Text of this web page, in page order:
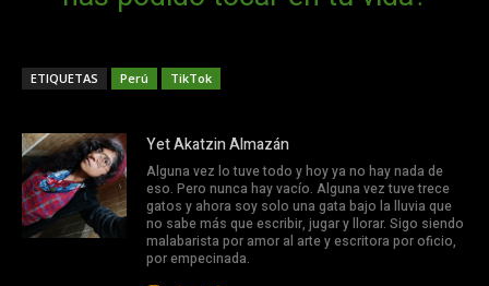
ETIQUETAS Perú TikTok
Yet Akatzin Almazán
Alguna vez lo tuve todo y hoy ya no hay nada de
eso. Pero nunca hay vacío. Alguna vez tuve trece
gatos y ahora soy solo una gata bajo la lluvia que
no sabe más que escribir, jugar y llorar. Sigo siendo
malabarista por amor al arte y escritora por oficio,
por empecinada.